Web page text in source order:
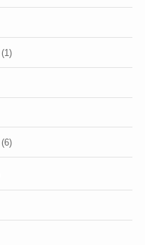
(1)
(6)